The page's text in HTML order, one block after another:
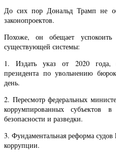
До сих пор Дональд Трамп не
законопроектов.
Похоже, он обещает
существующей системы:
1. Издать указ от 2020 года,
президента по увольнению
день.
2. Пересмотр федеральных
коррумпированных субъектов
безопасности и разведки.
3. Фундаментальная реформа
коррупции.